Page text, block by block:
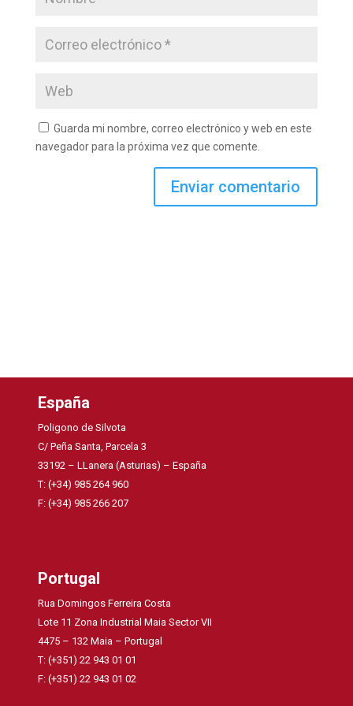
Guarda mi nombre, correo electrónico y web en este
navegador para la próxima vez que comente.
España
Poligono de Silvota
C/ Peña Santa, Parcela 3
33192 – LLanera (Asturias) – España
T: (+34) 985 264 960
F: (+34) 985 266 207
Portugal
Rua Domingos Ferreira Costa
Lote 11 Zona Industrial Maia Sector VII
4475 – 132 Maia – Portugal
T: (+351) 22 943 01 01
F: (+351) 22 943 01 02